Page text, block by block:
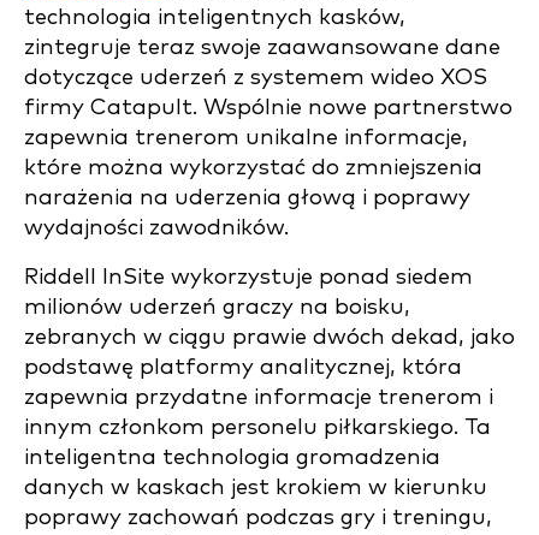
technologia inteligentnych kasków,
zintegruje teraz swoje zaawansowane dane
dotyczące uderzeń z systemem wideo XOS
firmy Catapult. Wspólnie nowe partnerstwo
zapewnia trenerom unikalne informacje,
które można wykorzystać do zmniejszenia
narażenia na uderzenia głową i poprawy
wydajności zawodników.
Riddell InSite wykorzystuje ponad siedem
milionów uderzeń graczy na boisku,
zebranych w ciągu prawie dwóch dekad, jako
podstawę platformy analitycznej, która
zapewnia przydatne informacje trenerom i
innym członkom personelu piłkarskiego. Ta
inteligentna technologia gromadzenia
danych w kaskach jest krokiem w kierunku
poprawy zachowań podczas gry i treningu,